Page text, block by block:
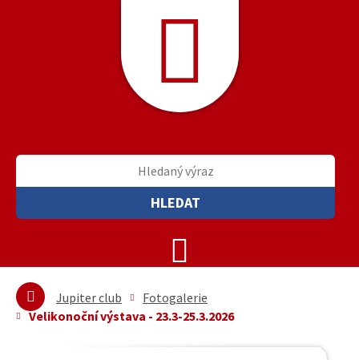
HLEDAT
Jupiter club
Fotogalerie
Velikonoční výstava - 23.3-25.3.2026